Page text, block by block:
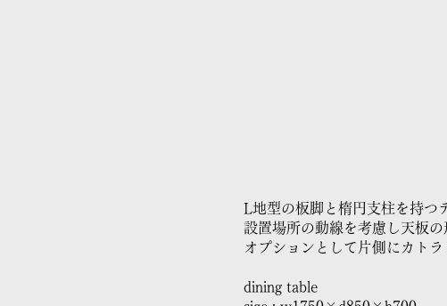
L地型の板脚と楕円支柱を持つ
設置場所の動線を考慮し天板の
オプションとして片側にカト
dining table